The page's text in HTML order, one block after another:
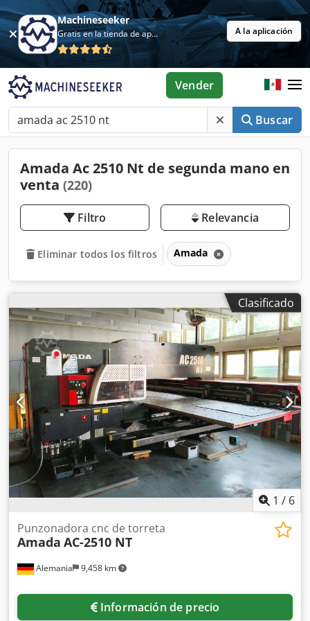
Machineseeker
Gratis en la tienda de aplicaciones A la aplicación
Buscar
Vender
Amada Ac 2510 Nt de segunda mano en
venta (220)
Filtro Relevancia
Eliminar todos los filtros Amada
Clasificado
1 / 6
Alemania 9,458 km
Punzonadora cnc de torreta
Amada AC-2510 NT
Información de precio